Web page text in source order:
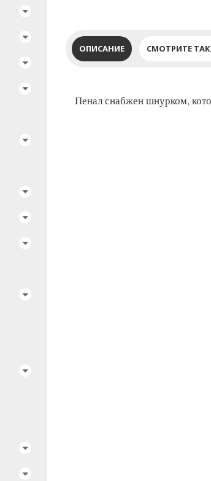
ОПИСАНИЕ СМОТРИТЕ
Пенал снабжен шнурком,